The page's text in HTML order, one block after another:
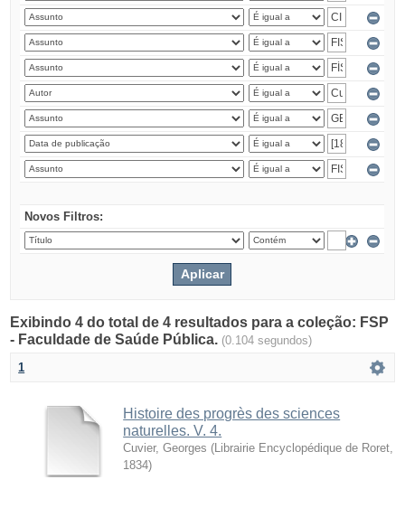
Novos Filtros:
Exibindo 4 do total de 4 resultados para a coleção: FSP
- Faculdade de Saúde Pública. (0.104 segundos)
1
Histoire des progrès des sciences
naturelles. V. 4.
Cuvier, Georges ( Librairie Encyclopédique de Roret
1834)